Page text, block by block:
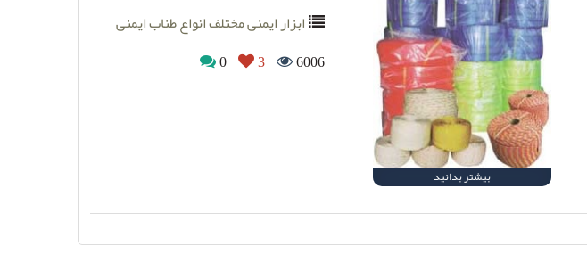
بیشتر بدانید
ابزار ایمنی مختلف انواع طناب ایمنی
6006
3
0